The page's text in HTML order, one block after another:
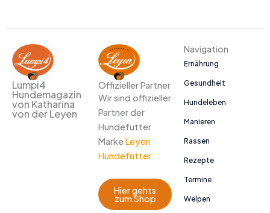
Lumpi4
Hundemagazin
von Katharina
von der Leyen
Offizieller Partner
Wir sind offizieller
Partner der
Hundefutter
Marke Leyen
Hundefutter.
Hier gehts
zum Shop
Navigation
Ernährung
Gesundheit
Hundeleben
Manieren
Rassen
Rezepte
Termine
Welpen